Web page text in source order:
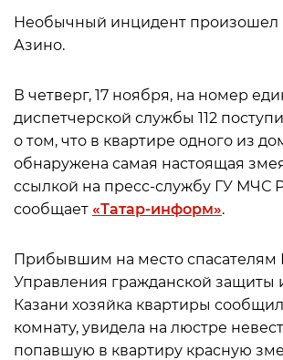
Необычный инцидент произошел
Азино.
В четверг, 17 ноября, на номер
диспетчерской службы 112
о том, что в квартире одного из
обнаружена самая настоящая
ссылкой на пресс-службу ГУ МЧС
сообщает «Татар-информ».
Прибывшим на место
Управления гражданской защиты
Казани хозяйка квартиры
комнату, увидела на люстре
попавшую в квартиру красную